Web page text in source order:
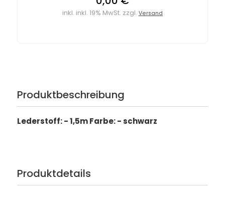
inkl. inkl. 19% MwSt. zzgl. Versand
Produktbeschreibung
Lederstoff: - 1,5m Farbe: - schwarz
Produktdetails